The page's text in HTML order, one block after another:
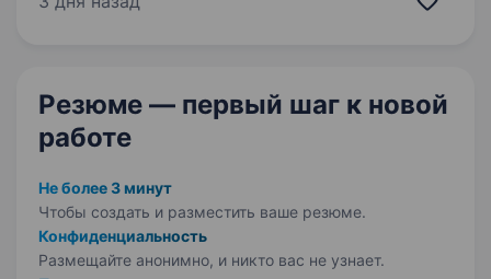
Резюме — первый шаг к новой
работе
Не более 3 минут
Чтобы создать и разместить ваше резюме.
Конфиденциальность
Размещайте анонимно, и никто вас не узнает.